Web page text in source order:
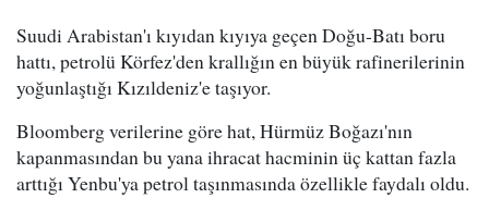
Suudi Arabistan'ı kıyıdan kıyıya geçen Doğu-Batı boru
hattı, petrolü Körfez'den krallığın en büyük rafinerilerinin
yoğunlaştığı Kızıldeniz'e taşıyor.
Bloomberg verilerine göre hat, Hürmüz Boğazı'nın
kapanmasından bu yana ihracat hacminin üç kattan fazla
arttığı Yenbu'ya petrol taşınmasında özellikle faydalı oldu.